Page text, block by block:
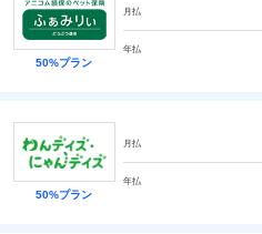
50%プラン
月払
年払
50%プラン
月払
年払